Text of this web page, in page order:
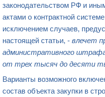
законодательством РФ и
актами о контрактной
исключением случаев,
настоящей статьи, - влечет
административного
от трех тысяч до десяти
Варианты возможного
состав объекта закупки в